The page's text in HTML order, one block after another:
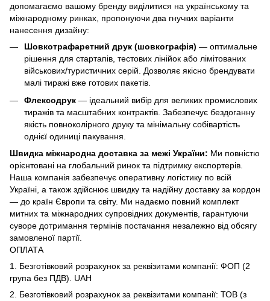
допомагаємо вашому бренду виділитися на українському та
міжнародному ринках, пропонуючи два гнучких варіанти
нанесення дизайну:
Шовкотрафаретний друк (шовкографія) — оптимальне
рішення для стартапів, тестових лінійок або лімітованих
військових/туристичних серій. Дозволяє якісно брендувати
малі тиражі вже готових пакетів.
Флексодрук — ідеальний вибір для великих промислових
тиражів та масштабних контрактів. Забезпечує бездоганну
якість повноколірного друку та мінімальну собівартість
однієї одиниці пакування.
Швидка міжнародна доставка за межі України: Ми повністю
орієнтовані на глобальний ринок та підтримку експортерів.
Наша компанія забезпечує оперативну логістику по всій
Україні, а також здійснює швидку та надійну доставку за кордон
— до країн Європи та світу. Ми надаємо повний комплект
митних та міжнародних супровідних документів, гарантуючи
суворе дотримання термінів постачання незалежно від обсягу
замовленої партії.
ОПЛАТА
1. Безготівковий розрахунок за реквізитами компанії: ФОП (2
група без ПДВ). UAH
2. Безготівковий розрахунок за реквізитами компанії: ТОВ (з